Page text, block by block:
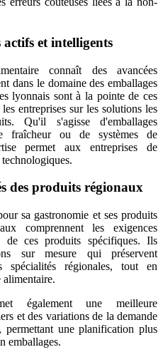
actifs et intelligents
connaît des avancées
dans le domaine des emballages
lyonnais sont à la pointe de ces
entreprises sur les solutions les
Qu'il s'agisse d'emballages
fraîcheur ou de systèmes de
permet aux entreprises de
des produits régionaux
sa gastronomie et ses produits
comprennent les exigences
de ces produits spécifiques. Ils
sur mesure qui préservent
régionales, tout en
alimentaire.
également une meilleure
et des variations de la demande
permettant une planification plus
emballages.